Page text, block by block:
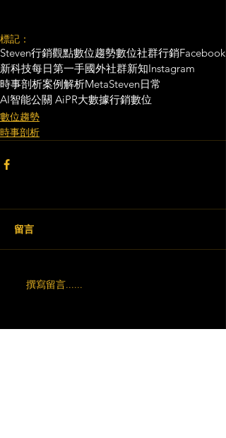
標記：
Steven行銷觀點數位趨勢數位社群行銷Facebook
新科技每日第一手國外社群新知Instagram
時事剖析案例解析MetaSteven日常
AI智能公關 AiPR大數據行銷數位
數位趨勢
時事剖析
留言
撰寫留言......